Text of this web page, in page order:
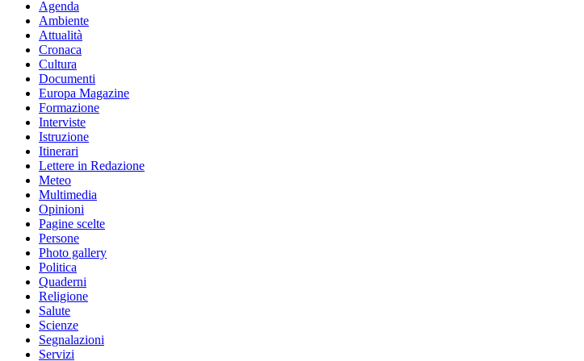
Agenda
Ambiente
Attualità
Cronaca
Cultura
Documenti
Europa Magazine
Formazione
Interviste
Istruzione
Itinerari
Lettere in Redazione
Meteo
Multimedia
Opinioni
Pagine scelte
Persone
Photo gallery
Politica
Quaderni
Religione
Salute
Scienze
Segnalazioni
Servizi